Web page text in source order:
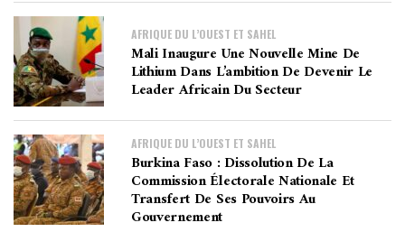
AFRIQUE DU L’OUEST ET SAHEL
Mali Inaugure Une Nouvelle Mine De
Lithium Dans L’ambition De Devenir Le
Leader Africain Du Secteur
AFRIQUE DU L’OUEST ET SAHEL
Burkina Faso : Dissolution De La
Commission Électorale Nationale Et
Transfert De Ses Pouvoirs Au
Gouvernement